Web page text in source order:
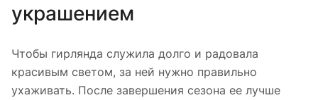
украшением
Чтобы гирлянда служила долго и радовала
красивым светом, за ней нужно правильно
ухаживать. После завершения сезона ее лучше